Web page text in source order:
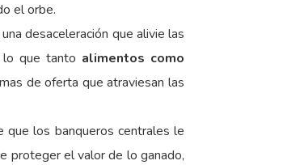
el orbe.
desaceleración que alivie las
que tanto alimentos como
de oferta que atraviesan las
que los banqueros centrales le
proteger el valor de lo ganado,